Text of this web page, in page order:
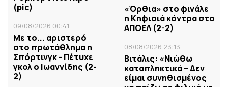
(pic)
09/08/2026 00:41
Με το... αριστερό
στο πρωτάθλημα η
Σπόρτινγκ - Πέτυχε
γκολ ο Ιωαννίδης (2-
2)
«Όρθια» στο φινάλε
η Κηφισιά κόντρα στο
ΑΠΟΕΛ (2-2)
08/08/2026 23:13
Βιτάλις: «Νιώθω
καταπληκτικά – Δεν
είμαι συνηθισμένος